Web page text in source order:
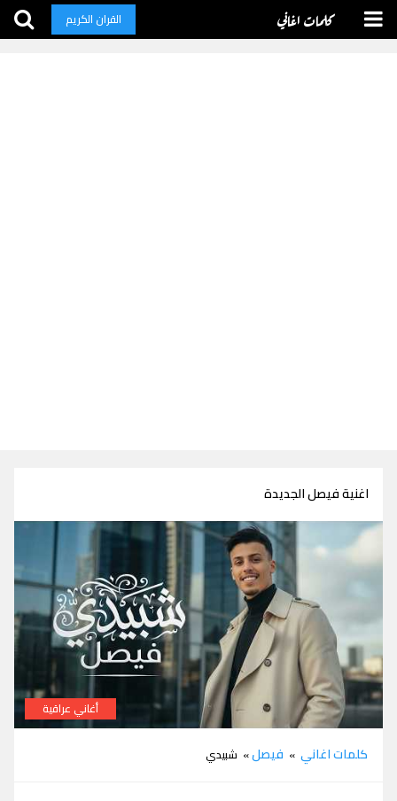
كلمات اغاني القران الكريم
اغنية فيصل الجديدة
أغاني عراقية
كلمات اغاني » فيصل» شبيدي